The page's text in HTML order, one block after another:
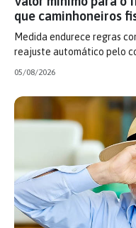
que caminhoneiros
Medida endurece regras
reajuste automático pelo
05/08/2026